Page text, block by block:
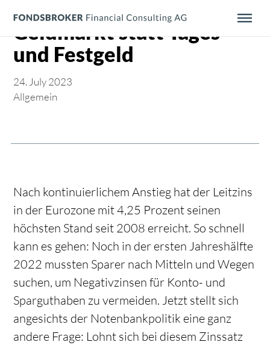
Geldmarkt statt Tages-
und Festgeld
24. July 2023
Allgemein
Nach kontinuierlichem Anstieg hat der Leitzins
in der Eurozone mit 4,25 Prozent seinen
höchsten Stand seit 2008 erreicht. So schnell
kann es gehen: Noch in der ersten Jahreshälfte
2022 mussten Sparer nach Mitteln und Wegen
suchen, um Negativzinsen für Konto- und
Sparguthaben zu vermeiden. Jetzt stellt sich
angesichts der Notenbankpolitik eine ganz
andere Frage: Lohnt sich bei diesem Zinssatz